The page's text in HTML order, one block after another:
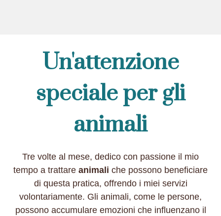
Un'attenzione
speciale per gli
animali
Tre volte al mese, dedico con passione il mio
tempo a trattare animali che possono beneficiare
di questa pratica, offrendo i miei servizi
volontariamente. Gli animali, come le persone,
possono accumulare emozioni che influenzano il